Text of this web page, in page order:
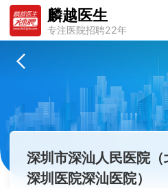
麟越医生
专注医院招聘22年
深圳市深汕人民医院
深圳医院深汕医院）